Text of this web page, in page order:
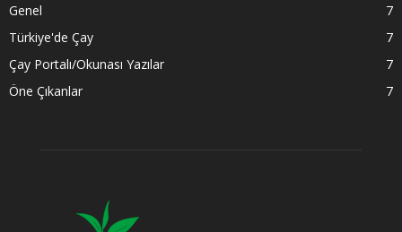
Genel
7
Türkiye'de Çay
7
Çay Portalı/Okunası Yazılar
7
Öne Çıkanlar
7